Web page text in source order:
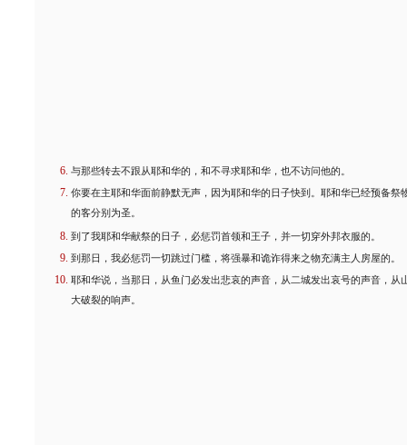
与那些转去不跟从耶和华的，和不寻求耶和华，也不访问他的。
你要在主耶和华面前静默无声，因为耶和华的日子快到。耶和华已经预备祭
的客分别为圣。
到了我耶和华献祭的日子，必惩罚首领和王子，并一切穿外邦衣服的。
到那日，我必惩罚一切跳过门槛，将强暴和诡诈得来之物充满主人房屋的。
耶和华说，当那日，从鱼门必发出悲哀的声音，从二城发出哀号的声音，从
大破裂的响声。